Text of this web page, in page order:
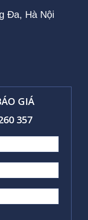
Đa, Hà Nội
GIÁ
357